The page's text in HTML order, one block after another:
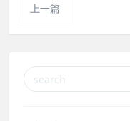
上一篇